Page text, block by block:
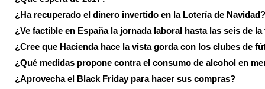
¿Ha recuperado el dinero invertido en la Lotería de Navidad?
¿Ve factible en España la jornada laboral hasta las seis de la
¿Cree que Hacienda hace la vista gorda con los clubes de
¿Qué medidas propone contra el consumo de alcohol en
¿Aprovecha el Black Friday para hacer sus compras?